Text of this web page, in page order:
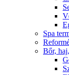
Spa
Bőr,